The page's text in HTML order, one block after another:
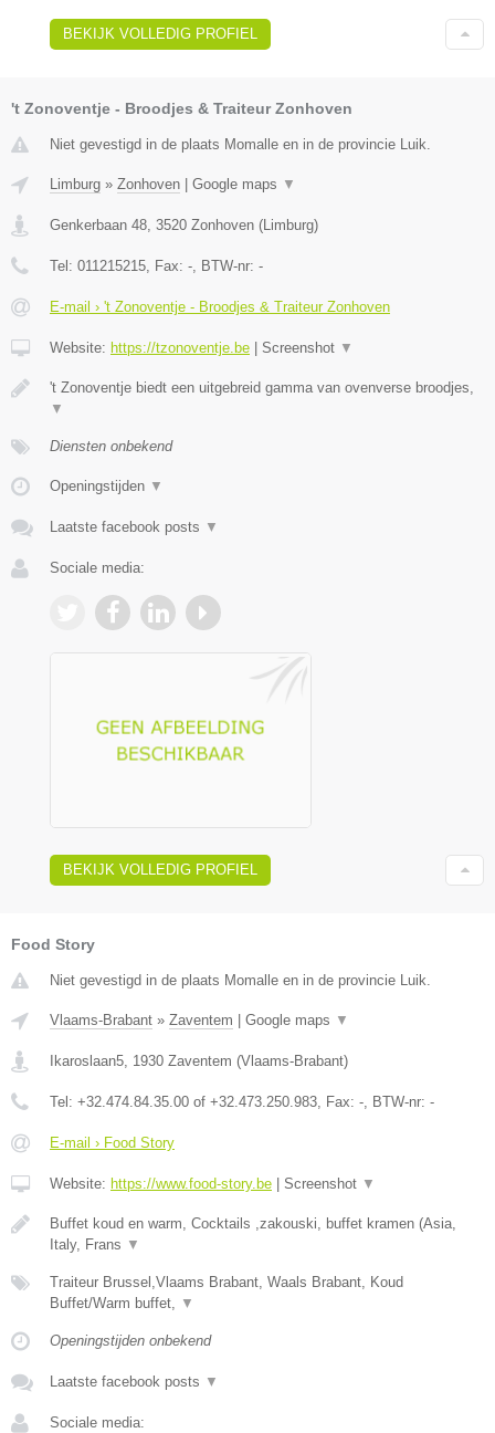
BEKIJK VOLLEDIG PROFIEL
't Zonoventje - Broodjes & Traiteur Zonhoven
Niet gevestigd in de plaats Momalle en in de provincie Luik.
Limburg » Zonhoven Google maps ▼
Genkerbaan 48, 3520 Zonhoven (Limburg)
Tel: 011215215, Fax: -, BTW-nr: -
E-mail › 't Zonoventje - Broodjes & Traiteur Zonhoven
Website: https://tzonoventje.be Screenshot ▼
't Zonoventje biedt een uitgebreid gamma van ovenverse broodjes,
▼
Diensten onbekend
Openingstijden ▼
Laatste facebook posts ▼
Sociale media:
BEKIJK VOLLEDIG PROFIEL
Food Story
Niet gevestigd in de plaats Momalle en in de provincie Luik.
Vlaams-Brabant » Zaventem Google maps ▼
Ikaroslaan5, 1930 Zaventem (Vlaams-Brabant)
Tel: +32.474.84.35.00 of +32.473.250.983, Fax: -, BTW-nr: -
E-mail › Food Story
Website: https://www.food-story.be Screenshot ▼
Buffet koud en warm, Cocktails ,zakouski, buffet kramen (Asia,
Italy, Frans ▼
Traiteur Brussel,Vlaams Brabant, Waals Brabant, Koud
Buffet/Warm buffet, ▼
Openingstijden onbekend
Laatste facebook posts ▼
Sociale media: